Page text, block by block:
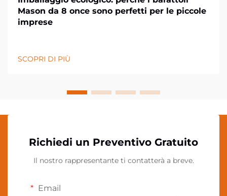
Mason da 8 once sono perfetti per le piccole
imprese
SCOPRI DI PIÙ
Richiedi un Preventivo Gratuito
Il nostro rappresentante ti contatterà a breve.
Email